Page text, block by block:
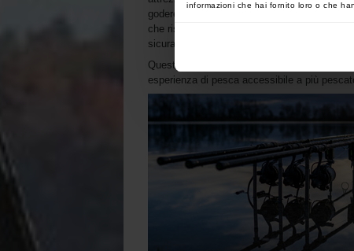
informazioni che hai fornito loro o che
godere dei vantaggi della più recente
che rispecchiano quelle delle più costose
sicuramente raggiunto questo obiettivo.
Questa gamma dimostra che qualità e
esperienza di pesca accessibile a più